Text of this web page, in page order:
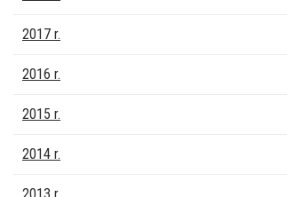
2017 r.
2016 r.
2015 r.
2014 r.